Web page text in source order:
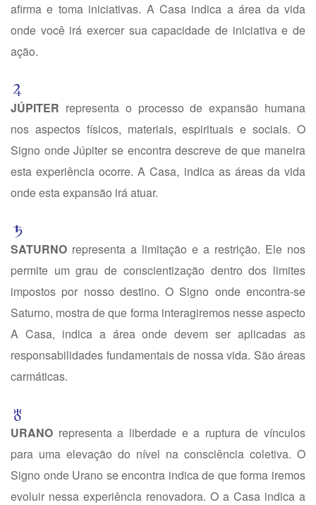
afirma e toma iniciativas. A Casa indica a área da vida
onde você irá exercer sua capacidade de iniciativa e de
ação.
JÚPITER representa o processo de expansão humana
nos aspectos físicos, materiais, espirituais e sociais. O
Signo onde Júpiter se encontra descreve de que maneira
esta experiência ocorre. A Casa, indica as áreas da vida
onde esta expansão irá atuar.
SATURNO representa a limitação e a restrição. Ele nos
permite um grau de conscientização dentro dos limites
impostos por nosso destino. O Signo onde encontra-se
Saturno, mostra de que forma interagiremos nesse aspecto
A Casa, indica a área onde devem ser aplicadas as
responsabilidades fundamentais de nossa vida. São áreas
carmáticas.
URANO representa a liberdade e a ruptura de vínculos
para uma elevação do nível na consciência coletiva. O
Signo onde Urano se encontra indica de que forma iremos
evoluir nessa experiência renovadora. O a Casa indica a